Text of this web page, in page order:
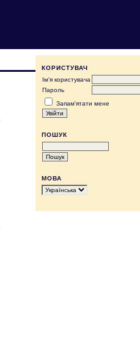
КОРИСТУВАЧ
Ім'я користувача
Пароль
Запам'ятати мене
ПОШУК
МОВА